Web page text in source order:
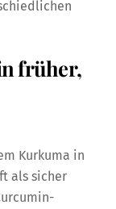
früher,
Kurkuma in
als sicher